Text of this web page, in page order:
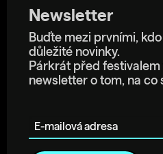
Newsletter
Buďte mezi prvními,
důležité novinky.
Párkrát před
newsletter o tom, na co